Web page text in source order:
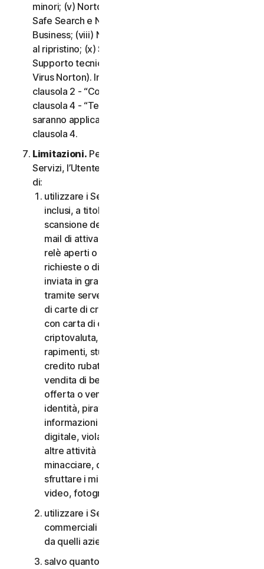
minori; (v) Norton Password Manager; (vi) Norton
Safe Search e Norton Safe Web; (vii) Norton Small
Business; (viii) Norton VPN; (ix) Servizi di supporto
al ripristino; (x) Social Media Monitoring e (xi)
Supporto tecnico (inclusa la Promessa Protezione
Virus Norton). In caso di conflitto o incoerenza tra la
clausola 2 - “Condizioni Generali del Servizio” e la
clausola 4 - “Termini Specifici di alcuni Servizi”,
saranno applicabili le condizioni contenute nella
clausola 4.
Limitazioni. Per quanto riguarda l’utilizzo dei
Servizi, l’Utente non può, né può consentire ad altri
di:
utilizzare i Servizi per scopi illegali o fraudolenti,
inclusi, a titolo esemplificativo ma non esaustivo,
scansione delle porte, invio di spam, invio di e-
mail di attivazione o disattivazione, scansione di
relè aperti o proxy aperti, invio di e-mail non
richieste o di qualsiasi versione o tipo di e-mail
inviata in grandi quantità anche se indirizzata
tramite server di terzi, lancio di pop-up, utilizzo
di carte di credito rubate, messa in atto di frodi
con carta di credito, frodi finanziarie, frodi in
criptovaluta, occultamenti, estorsioni, ricatti,
rapimenti, stupri, omicidi, vendita di carte di
credito rubate, vendita di beni rubati, offerta o
vendita di beni proibiti, militari e a duplice uso,
offerta o vendita di sostanze controllate, furti di
identità, pirateria informatica, pharming, furto di
informazioni in qualsiasi forma o scala, pirateria
digitale, violazioni della proprietà intellettuale e
altre attività simili; molestare, perseguitare,
minacciare, danneggiare o controllare altri o
sfruttare i minori in qualsiasi modo, inclusi audio,
video, fotografie, contenuti digitali, ecc.;
utilizzare i Servizi per i consumatori per scopi
commerciali o i Servizi aziendali per scopi diversi
da quelli aziendali interni;
salvo quanto diversamente previsto nel CLS o